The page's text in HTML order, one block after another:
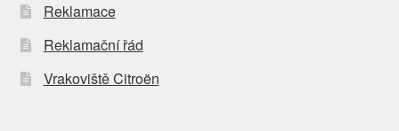
Reklamace
Reklamační řád
Vrakoviště Citroën